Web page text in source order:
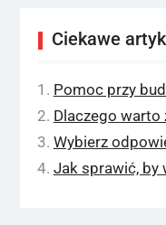
Ciekawe
Pomoc przy
Dlaczego
Wybierz
Jak sprawić, by